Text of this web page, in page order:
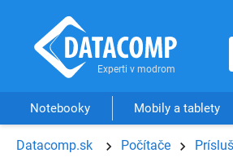
Notebooky Mobily a tablety
Datacomp.sk Počítače